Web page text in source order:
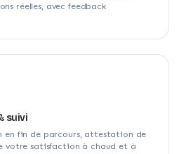
réelles, avec feedback
suivi
en fin de parcours, attestation de
votre satisfaction à chaud et à